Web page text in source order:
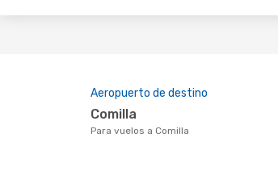
Aeropuerto de destino
Comilla
Para vuelos a Comilla